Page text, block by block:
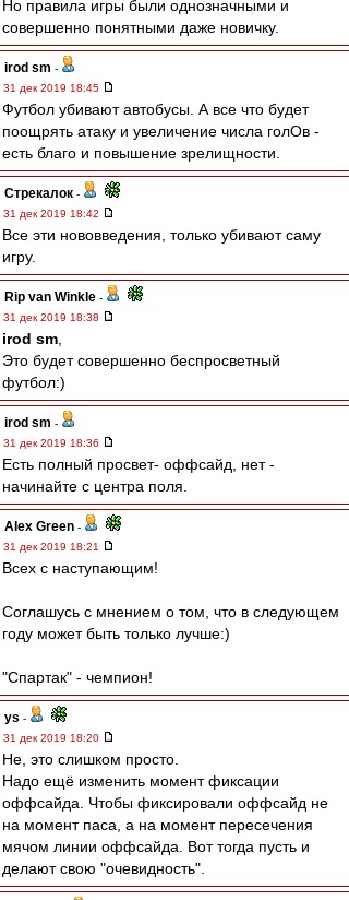
Но правила игры были однозначными и
совершенно понятными даже новичку.
irod sm -
31 дек 2019 18:45
Футбол убивают автобусы. А все что будет
поощрять атаку и увеличение числа голОв -
есть благо и повышение зрелищности.
Стрекалок -
31 дек 2019 18:42
Все эти нововведения, только убивают саму
игру.
Rip van Winkle -
31 дек 2019 18:38
irod sm
Это будет совершенно беспросветный
футбол:)
irod sm -
31 дек 2019 18:36
Есть полный просвет- оффсайд, нет -
начинайте с центра поля.
Alex Green -
31 дек 2019 18:21
Всех с наступающим!
Соглашусь с мнением о том, что в следующем
году может быть только лучше:)
"Спартак" - чемпион!
ys -
31 дек 2019 18:20
Не, это слишком просто.
Надо ещё изменить момент фиксации
оффсайда. Чтобы фиксировали оффсайд не
на момент паса, а на момент пересечения
мячом линии оффсайда. Вот тогда пусть и
делают свою "очевидность".